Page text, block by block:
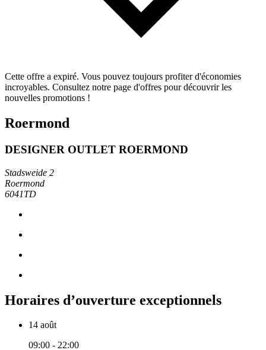
Cette offre a expiré. Vous pouvez toujours profiter d'économies
incroyables. Consultez notre page d'offres pour découvrir les
nouvelles promotions !
Roermond
DESIGNER OUTLET ROERMOND
Stadsweide 2
Roermond
6041TD
Horaires d’ouverture exceptionnels
14 août
09:00 - 22:00